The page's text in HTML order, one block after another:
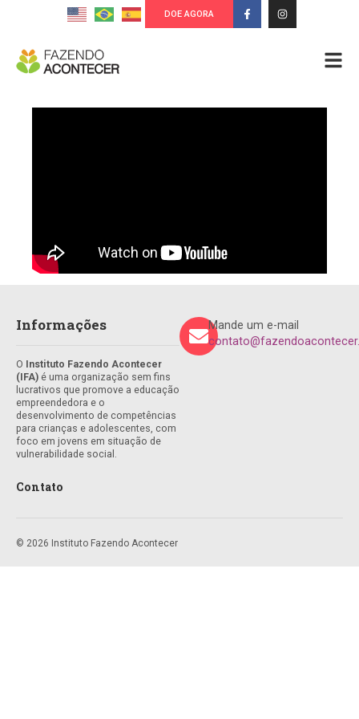
DOE AGORA
Informações
O
Instituto Fazendo Acontecer
(IFA) é uma organização sem fins
lucrativos que promove a educação
empreendedora e o
desenvolvimento de competências
para crianças e adolescentes, com
foco em jovens em situação de
vulnerabilidade social.
Contato
Mande um e-mail
© 2026 Instituto Fazendo Acontecer